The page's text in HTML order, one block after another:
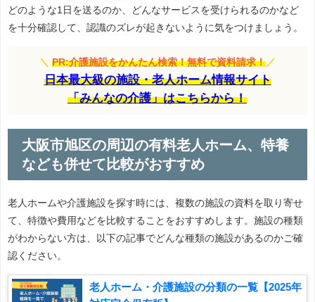
どのような1日を送るのか、どんなサービスを受けられるのかなど
を十分確認して、認識のズレが起きないように気をつけましょう。
＼ PR:介護施設をかんたん検索！無料で資料請求！ ／
日本最大級の施設・老人ホーム情報サイト
「みんなの介護」はこちらから！
大阪市旭区の周辺の有料老人ホーム、特養
なども併せて比較がおすすめ
老人ホームや介護施設を探す時には、複数の施設の資料を取り寄せ
て、特徴や費用などを比較することをおすすめします。施設の種類
がわからない方は、以下の記事でどんな種類の施設があるのかご確
認ください。
老人ホーム・介護施設の分類の一覧【2025年